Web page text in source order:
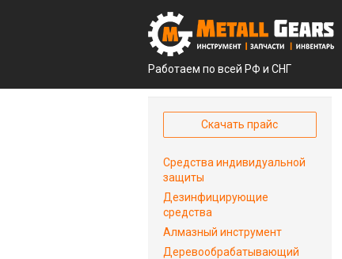
Работаем по всей РФ и СНГ
Скачать прайс
Средства индивидуальной
защиты
Дезинфицирующие
средства
Алмазный инструмент
Деревообрабатывающий